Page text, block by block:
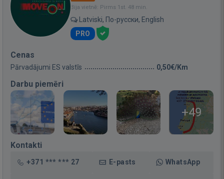
Bija vietnē: Pirms 1st. 48 min.
Latviski, По-русски, English
PRO
Cenas
Pārvadājumi ES valstīs 0,50€/Km
Darbu piemēri
+49
Kontakti
+371 *** *** 27 E-pasts WhatsApp